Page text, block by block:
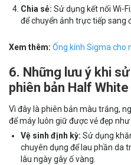
Chia sẻ: Sử dụng kết nối Wi-
để chuyển ảnh trực tiếp sang
Xem thêm: Ống kính Sigma cho
6. Những lưu ý khi
phiên bản Half White
Vì đây là phiên bản màu trắng,
để máy luôn giữ được vẻ đẹp như
Vệ sinh định kỳ: Sử dụng
chuyên dụng để lau phần da
lâu ngày gây ố vàng.